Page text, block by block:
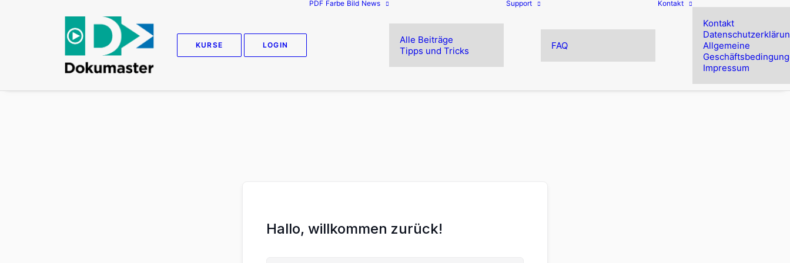
KURSE LOGIN
PDF Farbe Bild News
Alle Beiträge
Tipps und Tricks
Support
FAQ
Kontakt
Kontakt
Allgemeine
Impressum
Hallo, willkommen zurück!